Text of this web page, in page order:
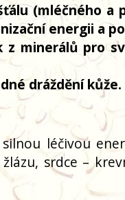
(mléčného a
energii a
z minerálů pro
dráždění kůže.
léčivou
srdce –